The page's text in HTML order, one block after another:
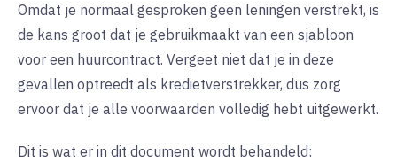
Omdat je normaal gesproken geen leningen verstrekt, is
de kans groot dat je gebruikmaakt van een sjabloon
voor een huurcontract. Vergeet niet dat je in deze
gevallen optreedt als kredietverstrekker, dus zorg
ervoor dat je alle voorwaarden volledig hebt uitgewerkt.
Dit is wat er in dit document wordt behandeld: